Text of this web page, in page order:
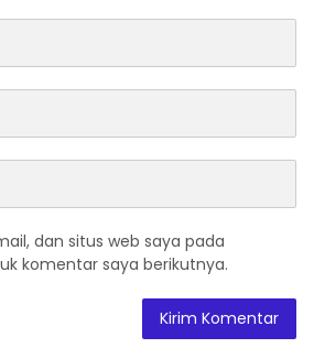
dan situs web saya pada
komentar saya berikutnya.